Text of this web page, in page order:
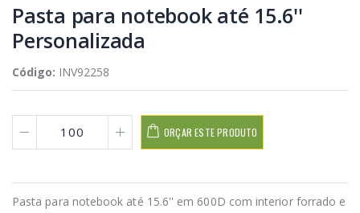
Pasta para notebook até 15.6''
Personalizada
Código: INV92258
ORÇAR ESTE PRODUTO
Pasta para notebook até 15.6'' em 600D com interior forrado e